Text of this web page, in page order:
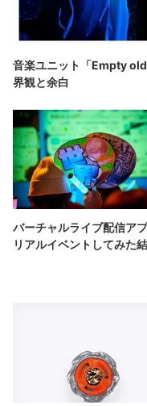
音楽ユニット「Empty
界観と余白
バーチャルライブ配信ア
リアルイベントしてみた